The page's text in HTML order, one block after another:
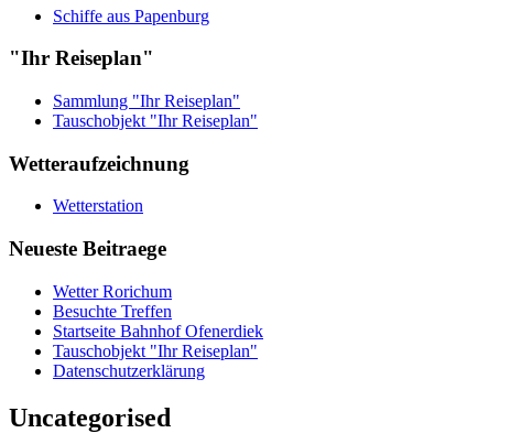
Schiffe aus Papenburg
"Ihr Reiseplan"
Sammlung "Ihr Reiseplan"
Tauschobjekt "Ihr Reiseplan"
Wetteraufzeichnung
Wetterstation
Neueste Beitraege
Wetter Rorichum
Besuchte Treffen
Startseite Bahnhof Ofenerdiek
Tauschobjekt "Ihr Reiseplan"
Datenschutzerklärung
Uncategorised